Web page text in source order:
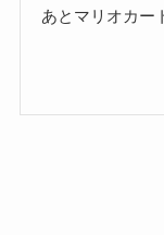
あとマリオカー